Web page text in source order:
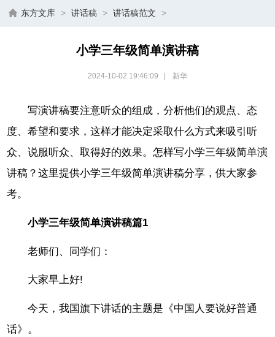
东方文库 > 讲话稿 > 讲话稿范文 >
小学三年级简单演讲稿
2024-10-02 19:46:09 新华
写演讲稿要注意听众的组成，分析他们的观点、态
度、希望和要求，这样才能决定采取什么方式来吸引听
众、说服听众、取得好的效果。怎样写小学三年级简单演
讲稿？这里提供小学三年级简单演讲稿分享，供大家参
考。
小学三年级简单演讲稿篇1
老师们、同学们：
大家早上好!
今天，我国旗下讲话的主题是《中国人要说好普通
话》。